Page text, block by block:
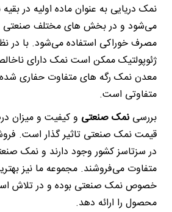
نمک دریایی به عنوان ماده اولیه در
می‌شود و در بخش های مختلف صنعتی و
مصرف خوراکی استفاده می‌شود. با در
ژئوپولتیک ممکن است نمک دارای
معدن نمک رگه های متفاوت حفاری
متفاوتی است.
بررسی نمک صنعتی و کیفیت و میزان
قیمت نمک صنعتی تاثیر گذار است.
در سزتاسز کشور وجود دارند و نمک
متفاوت می‌فروشند. مجموعه ما نیز
خصوص نمک صنعتی بوده و در تلاش
محصول را ارائه دهد.